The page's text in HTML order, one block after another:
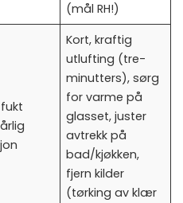
(mål RH!)
Kort, kraftig
utlufting (tre-
minutters), sørg
for varme på
glasset, juster
avtrekk på
bad/kjøkken,
fjern kilder
(tørking av klær